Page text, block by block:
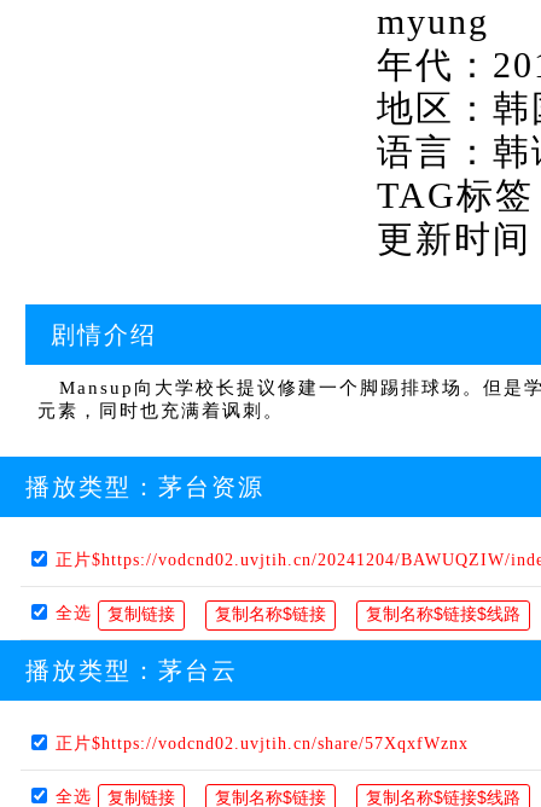
myung
年代：
地区：韩
语言：韩
TAG标
更新时
剧情介绍
Mansup向大学校长提议修建一个脚踢排球场。但是
元素，同时也充满着讽刺。
播放类型： 茅台资源
正片$https://vodcnd02.uvjtih.cn/20241204/BAWUQZIW/
全选
播放类型： 茅台云
正片$https://vodcnd02.uvjtih.cn/share/57XqxfWznx
全选